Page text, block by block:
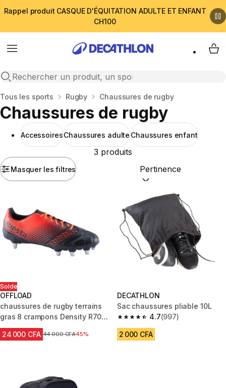
Rappel produit CASQUE D'ÉQUITATION ADULTE ET ENFANT
CH100
Menu
Open search
My
Accueil
Tous les sports Rugby Chaussures de rugby
Chaussures de rugby
AccessoiresChaussures adulte Chaussures enfant
Masquer les filtres
3 produits
Trier par :(optional)
Solde
OFFLOAD
chaussures de rugby terrains
gras 8 crampons Density R700
SG noir rouge
24 000 CFA Prix avant réduction
44 000 CFA45%
DECATHLON
Sac chaussures pliable 10L
4.7
4.7 out of 5 stars from 997
(997)
2 000 CFA